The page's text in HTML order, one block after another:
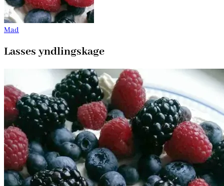
Mad
Lasses yndlingskage